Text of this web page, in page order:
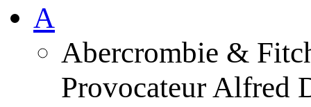
A
Abercrombie &
Provocateur Alfred